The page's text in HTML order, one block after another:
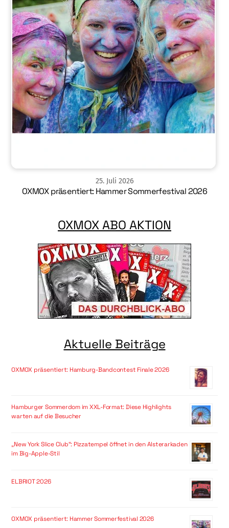
25. Juli 2026
OXMOX präsentiert: Hammer Sommerfestival 2026
OXMOX ABO AKTION
Aktuelle Beiträge
OXMOX präsentiert: Hamburg-Bandcontest Finale 2026
Hamburger Sommerdom im XXL-Format: Diese Highlights
warten auf die Besucher
„New York Slice Club“: Pizzatempel öffnet in den Alsterarkaden
im Big-Apple-Stil
ELBRIOT 2026
OXMOX präsentiert: Hammer Sommerfestival 2026